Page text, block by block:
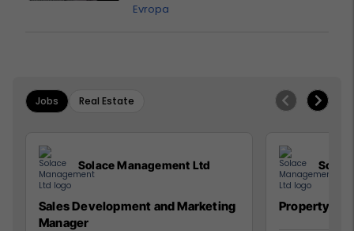
Evropa
Jobs Real Estate
Solace Management Ltd
Sales Development and Marketing
Manager
Property